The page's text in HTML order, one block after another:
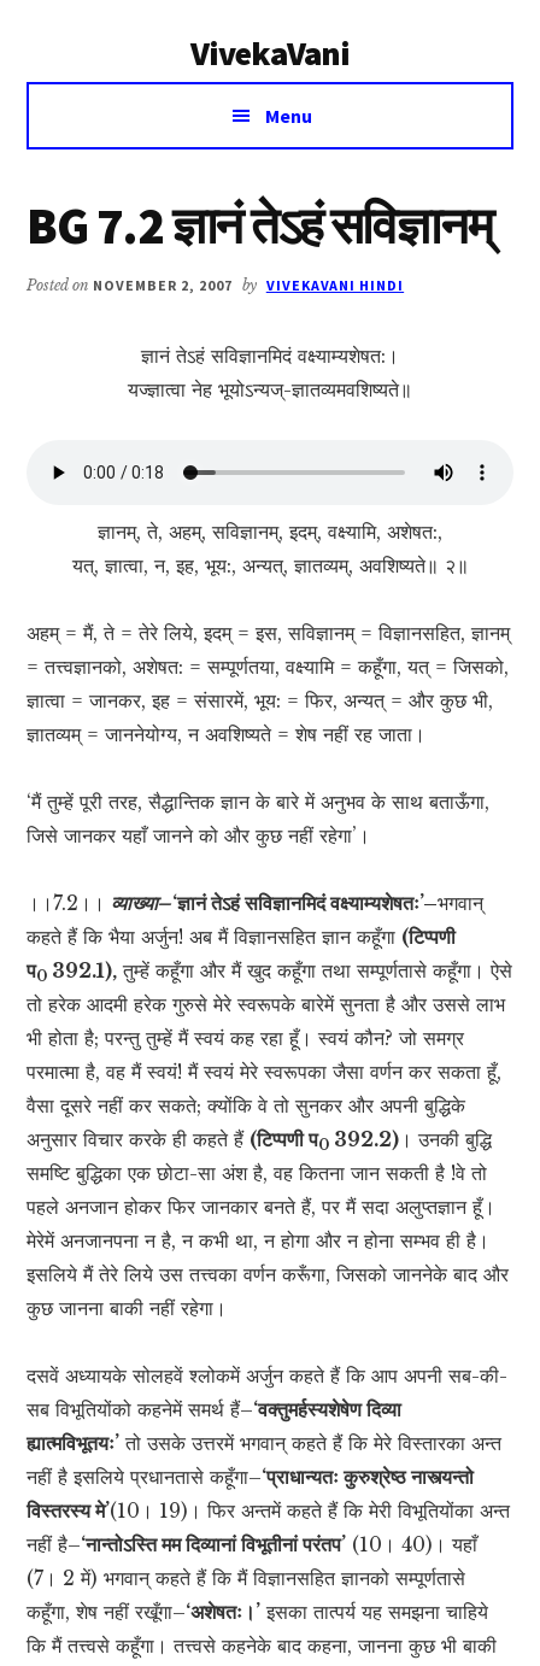
VivekaVani
Voice
Vivekananda
Menu
BG 7.2 ज्ञानं तेऽहं सविज्ञानम्
Posted on NOVEMBER 2, 2007 by VIVEKAVANI HINDI
ज्ञानं तेऽहं सविज्ञान‍‍‍मिदं वक्ष्याम्यशेषत:।
यज्ज्ञात्वा नेह भूयोऽन्य‍‍‍ज्-ज्ञातव्यमवशिष्यते॥
ज्ञानम्, ते, अहम्, सविज्ञानम्, इदम्, वक्ष्यामि, अशेषत:,
यत्, ज्ञात्वा, न, इह, भूय:, अन्यत्, ज्ञातव्यम्, अवशिष्यते॥ २॥
अहम् = मैं, ते = तेरे लिये, इदम् = इस, सविज्ञानम् = विज्ञानसहित, ज्ञानम्
= तत्त्वज्ञानको, अशेषत: = सम्पूर्णतया, वक्ष्यामि = कहूँगा, यत् = जिसको,
ज्ञात्वा = जानकर, इह = संसारमें, भूय: = फिर, अन्यत् = और कुछ भी,
ज्ञातव्यम् = जाननेयोग्य, न अवशिष्यते = शेष नहीं रह जाता।
‘मैं तुम्हें पूरी तरह, सैद्धान्तिक ज्ञान के बारे में अनुभव के साथ बताऊँगा,
जिसे जानकर यहाँ जानने को और कुछ नहीं रहेगा’।
।।7.2।। व्याख्या–‘ज्ञानं तेऽहं सविज्ञानमिदं वक्ष्याम्यशेषतः’–भगवान्
कहते हैं कि भैया अर्जुन! अब मैं विज्ञानसहित ज्ञान कहूँगा (टिप्पणी
प0 392.1), तुम्हें कहूँगा और मैं खुद कहूँगा तथा सम्पूर्णतासे कहूँगा। ऐसे
तो हरेक आदमी हरेक गुरुसे मेरे स्वरूपके बारेमें सुनता है और उससे लाभ
भी होता है; परन्तु तुम्हें मैं स्वयं कह रहा हूँ। स्वयं कौन? जो समग्र
परमात्मा है, वह मैं स्वयं! मैं स्वयं मेरे स्वरूपका जैसा वर्णन कर सकता हूँ,
वैसा दूसरे नहीं कर सकते; क्योंकि वे तो सुनकर और अपनी बुद्धिके
अनुसार विचार करके ही कहते हैं (टिप्पणी प0 392.2) । उनकी बुद्धि
समष्टि बुद्धिका एक छोटा-सा अंश है, वह कितना जान सकती है !वे तो
पहले अनजान होकर फिर जानकार बनते हैं, पर मैं सदा अलुप्तज्ञान हूँ।
मेरेमें अनजानपना न है, न कभी था, न होगा और न होना सम्भव ही है।
इसलिये मैं तेरे लिये उस तत्त्वका वर्णन करूँगा, जिसको जाननेके बाद और
कुछ जानना बाकी नहीं रहेगा।
दसवें अध्यायके सोलहवें श्लोकमें अर्जुन कहते हैं कि आप अपनी सब-की-
सब विभूतियोंको कहनेमें समर्थ हैं–‘वक्तुमर्हस्यशेषेण दिव्या
ह्यात्मविभूतयः’ तो उसके उत्तरमें भगवान् कहते हैं कि मेरे विस्तारका अन्त
नहीं है इसलिये प्रधानतासे कहूँगा–‘प्राधान्यतः कुरुश्रेष्ठ नास्त्यन्तो
विस्तरस्य मे’(10। 19)। फिर अन्तमें कहते हैं कि मेरी विभूतियोंका अन्त
नहीं है–‘नान्तोऽस्ति मम दिव्यानां विभूतीनां परंतप’ (10। 40)। यहाँ
(7। 2 में) भगवान् कहते हैं कि मैं विज्ञानसहित ज्ञानको सम्पूर्णतासे
कहूँगा, शेष नहीं रखूँगा–‘अशेषतः।’ इसका तात्पर्य यह समझना चाहिये
कि मैं तत्त्वसे कहूँगा। तत्त्वसे कहनेके बाद कहना, जानना कुछ भी बाकी